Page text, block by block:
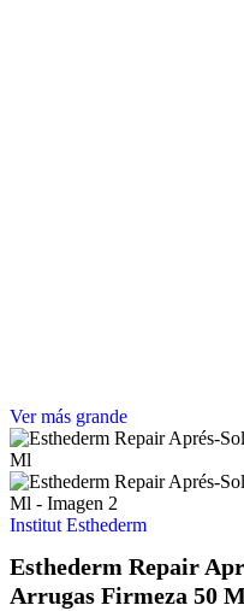
Ver más grande
Institut Esthederm
Esthederm Repair
Arrugas Firmeza 50